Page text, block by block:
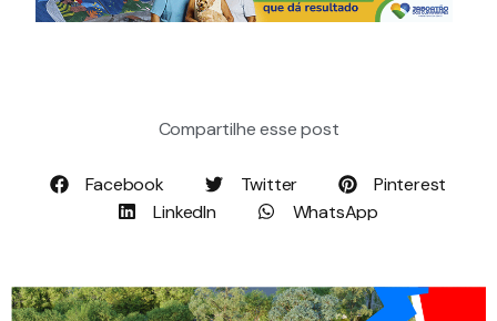
Compartilhe esse post
Facebook Twitter
Pinterest
LinkedIn
WhatsApp